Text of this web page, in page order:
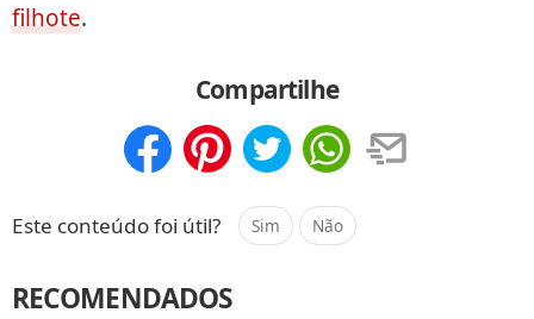
filhote.
Compartilhe
Este conteúdo foi útil? Sim Não
RECOMENDADOS